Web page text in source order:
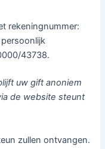
rekeningnummer:
persoonlijk
43738.
uw gift anoniem
de website steunt
zullen ontvangen.